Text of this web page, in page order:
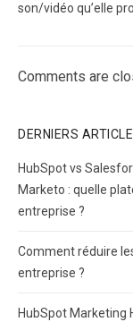
son/vidéo qu’elle
Comments are
DERNIERS
HubSpot vs
Marketo : quelle
entreprise ?
Comment réduire
entreprise ?
HubSpot Marketing